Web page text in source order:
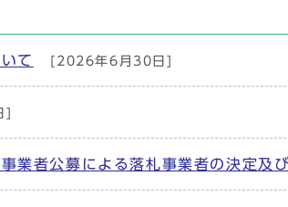
て [2026年6月30日]
]
業者公募による落札事業者の決定及